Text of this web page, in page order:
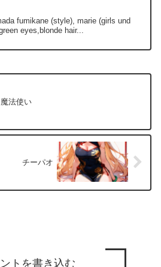
fumikane (style), marie (girls und
eyes,blonde hair...
魔法使い
チーパオ
トを書き込む